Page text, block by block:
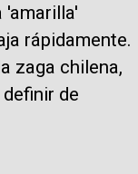
'amarilla'
rápidamente.
zaga chilena,
de